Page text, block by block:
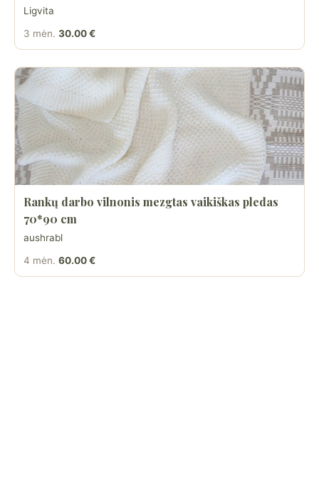
Ligvita
3 mėn. 30.00 €
Rankų darbo vilnonis mezgtas vaikiškas pledas
70*90 cm
aushrabl
4 mėn. 60.00 €